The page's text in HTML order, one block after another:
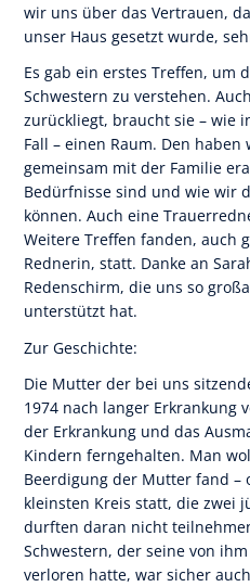
OK
wir uns über das Vertrauen,
unser Haus gesetzt wurde,
Es gab ein erstes Treffen, um
Schwestern zu verstehen.
zurückliegt, braucht sie – wie
Fall – einen Raum. Den
gemeinsam mit der Familie
Bedürfnisse sind und wie wir
können. Auch eine
Weitere Treffen fanden, auch
Rednerin, statt. Danke an
Redenschirm, die uns so
unterstützt hat.
Zur Geschichte:
Die Mutter der bei uns
1974 nach langer Erkrankung
der Erkrankung und das
Kindern ferngehalten. Man
Beerdigung der Mutter fand –
kleinsten Kreis statt, die zwei
durften daran nicht
Schwestern, der seine von
verloren hatte, war sicher